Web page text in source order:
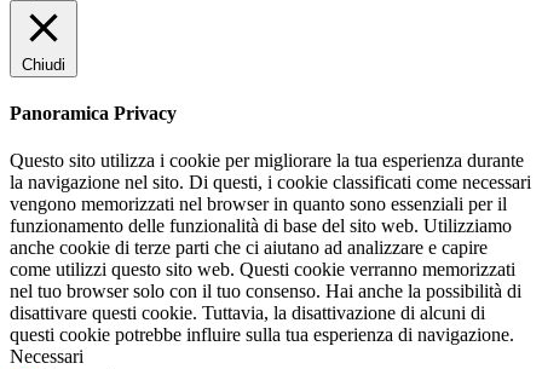
Chiudi
Panoramica Privacy
Questo sito utilizza i cookie per migliorare la tua esperienza durante
la navigazione nel sito. Di questi, i cookie classificati come necessari
vengono memorizzati nel browser in quanto sono essenziali per il
funzionamento delle funzionalità di base del sito web. Utilizziamo
anche cookie di terze parti che ci aiutano ad analizzare e capire
come utilizzi questo sito web. Questi cookie verranno memorizzati
nel tuo browser solo con il tuo consenso. Hai anche la possibilità di
disattivare questi cookie. Tuttavia, la disattivazione di alcuni di
questi cookie potrebbe influire sulla tua esperienza di navigazione.
Necessari